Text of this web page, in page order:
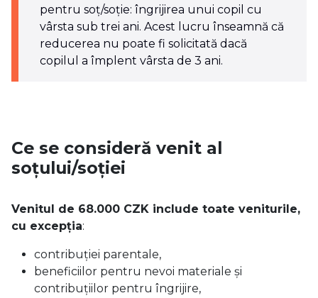
pentru soț/soție: îngrijirea unui copil cu
vârsta sub trei ani. Acest lucru înseamnă că
reducerea nu poate fi solicitată dacă
copilul a împlent vârsta de 3 ani.
Ce se consideră venit al
soțului/soției
Venitul de 68.000 CZK include toate veniturile,
cu excepția:
contribuției parentale,
beneficiilor pentru nevoi materiale și
contribuțiilor pentru îngrijire,